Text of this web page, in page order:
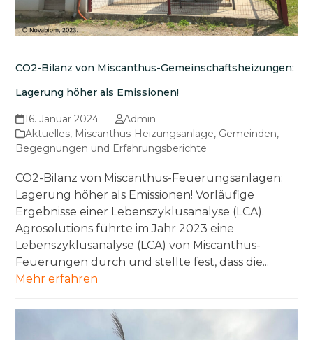
CO2-Bilanz von Miscanthus-Gemeinschaftsheizungen:
Lagerung höher als Emissionen!
16. Januar 2024
Admin
Aktuelles, Miscanthus-Heizungsanlage, Gemeinden,
Begegnungen und Erfahrungsberichte
CO2-Bilanz von Miscanthus-Feuerungsanlagen:
Lagerung höher als Emissionen! Vorläufige
Ergebnisse einer Lebenszyklusanalyse (LCA).
Agrosolutions führte im Jahr 2023 eine
Lebenszyklusanalyse (LCA) von Miscanthus-
Feuerungen durch und stellte fest, dass die...
Mehr erfahren